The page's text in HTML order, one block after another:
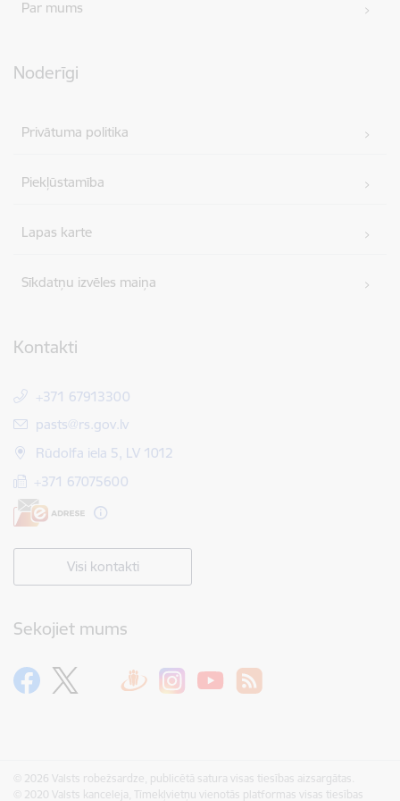
Par mums
Noderīgi
Privātuma politika
Piekļūstamība
Lapas karte
Sīkdatņu izvēles maiņa
Kontakti
+371 67913300
E-pasts:
pasts@rs.gov.lv
Rūdolfa iela 5, LV 1012
+371 67075600
Visi kontakti
Sekojiet mums
© 2026 Valsts robežsardze, publicētā satura visas tiesības aizsargātas.
© 2020 Valsts kanceleja, Tīmekļvietņu vienotās platformas visas tiesības